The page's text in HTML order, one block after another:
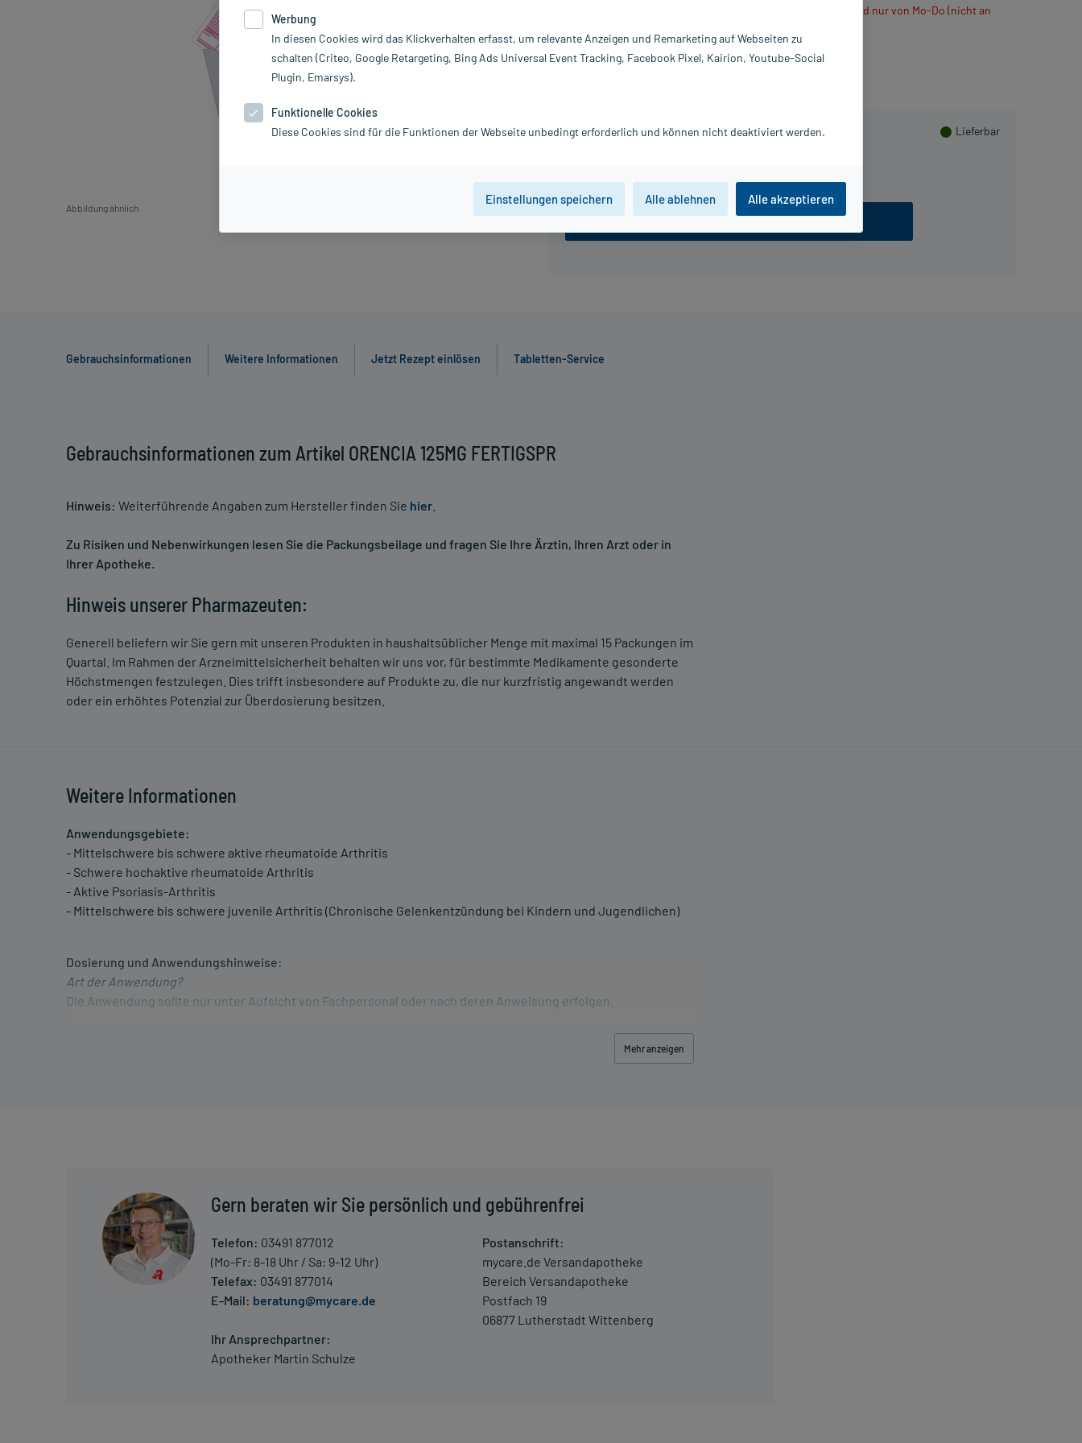
Abbildung ähnlich
5.651,63 €
Lieferbar
Achtung Kühlware! Artikel wird gekühlt verschickt, daher Versand nur von Mo-Do (nicht an
Gebrauchsinformationen Weitere Informationen Jetzt Rezept einlösen Tabletten-Service
Gebrauchsinformationen zum Artikel ORENCIA 125MG FERTIGSPR
Hinweis: Weiterführende Angaben zum Hersteller finden Sie hier
Zu Risiken und Nebenwirkungen lesen Sie die Packungsbeilage und fragen Sie Ihre Ärztin, Ihren Arzt oder in
Ihrer Apotheke.
Hinweis unserer Pharmazeuten:
Generell beliefern wir Sie gern mit unseren Produkten in haushaltsüblicher Menge mit maximal 15 Packungen im
Quartal. Im Rahmen der Arzneimittelsicherheit behalten wir uns vor, für bestimmte Medikamente gesonderte
Höchstmengen festzulegen. Dies trifft insbesondere auf Produkte zu, die nur kurzfristig angewandt werden
oder ein erhöhtes Potenzial zur Überdosierung besitzen.
Weitere Informationen
Anwendungsgebiete:
- Mittelschwere bis schwere aktive rheumatoide Arthritis
- Schwere hochaktive rheumatoide Arthritis
- Aktive Psoriasis-Arthritis
- Mittelschwere bis schwere juvenile Arthritis (Chronische Gelenkentzündung bei Kindern und Jugendlichen)
Dosierung und Anwendungshinweise:
Art der Anwendung?
Die Anwendung sollte nur unter Aufsicht von Fachpersonal oder nach deren Anweisung erfolgen.
Die Anwendungsdauer richtet sich nach Art der Beschwerde und/oder Dauer der Erkrankung und wird deshalb
Dosierung. Im Zweifelsfalle fragen Sie Ihren Arzt oder Apotheker nach etwaigen Auswirkungen oder
Vorsichtsmaßnahmen.
Eine vom Arzt verordnete Dosierung kann von den Angaben der Packungsbeilage abweichen. Da der Arzt sie
individuell abstimmt, sollten Sie das Arzneimittel daher nach seinen Anweisungen anwenden.
Was spricht gegen eine Anwendung?
Mehr anzeigen
Gern beraten wir Sie persönlich und gebührenfrei
Telefon: 03491 877012
(Mo-Fr: 8-18 Uhr / Sa: 9-12 Uhr)
Telefax: 03491 877014
E-Mail: beratung@mycare.de
Ihr Ansprechpartner:
Apotheker Martin Schulze
Postanschrift:
mycare.de Versandapotheke
Bereich Versandapotheke
Postfach 19
06877 Lutherstadt Wittenberg
Werbung
In diesen Cookies wird das Klickverhalten erfasst, um relevante Anzeigen und Remarketing auf Webseiten zu
schalten (Criteo, Google Retargeting, Bing Ads Universal Event Tracking, Facebook Pixel, Kairion, Youtube-Social
Plugin, Emarsys).
Funktionelle Cookies
Diese Cookies sind für die Funktionen der Webseite unbedingt erforderlich und können nicht deaktiviert werden.
Einstellungen speichern Alle ablehnen Alle akzeptieren